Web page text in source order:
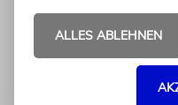
ALLES ABLEHNEN